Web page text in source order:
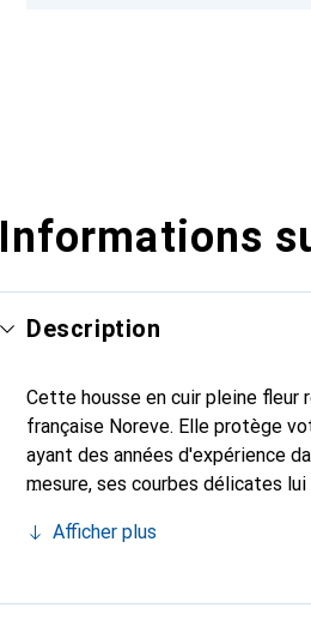
Informations
Description
Cette housse en cuir pleine
française Noreve. Elle protège
ayant des années d'expérience
mesure, ses courbes délicates
de haute qualité, la marque
Afficher plus